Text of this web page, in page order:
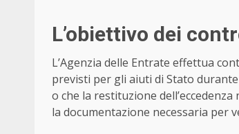
L’obiettivo dei
L’Agenzia delle Entrate effettua
previsti per gli aiuti di Stato
o che la restituzione
la documentazione necessaria per